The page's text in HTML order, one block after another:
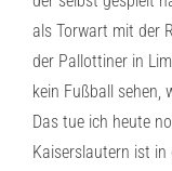
als Torwart mit der
der Pallottiner in
kein Fußball sehen,
Das tue ich heute
Kaiserslautern ist